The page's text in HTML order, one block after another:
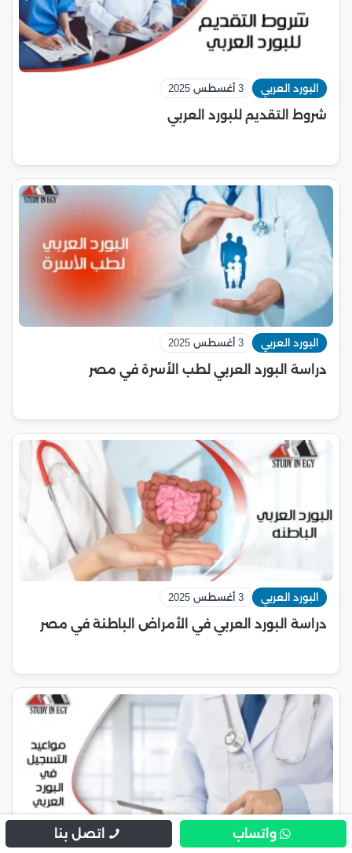
البورد العربي 3 أغسطس 2025
شروط التقديم للبورد العربي
البورد العربي 3 أغسطس 2025
دراسة البورد العربي لطب الأسرة في مصر
البورد العربي 3 أغسطس 2025
دراسة البورد العربي في الأمراض الباطنة في مصر
واتساب اتصل بنا